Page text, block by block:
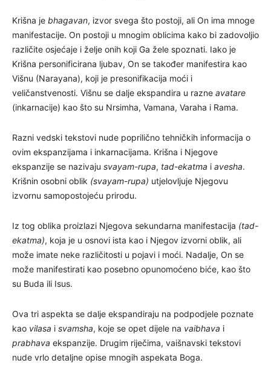
Krišna je bhagavan, izvor svega što postoji, ali On ima mnoge
manifestacije. On postoji u mnogim oblicima kako bi zadovoljio
različite osjećaje i želje onih koji Ga žele spoznati. Iako je
Krišna personificirana ljubav, On se također manifestira kao
Višnu (Narayana), koji je presonifikacija moći i
veličanstvenosti. Višnu se dalje ekspandira u razne avatare
(inkarnacije) kao što su Nrsimha, Vamana, Varaha i Rama.
Razni vedski tekstovi nude poprilično tehničkih informacija o
ovim ekspanzijama i inkarnacijama. Krišna i Njegove
ekspanzije se nazivaju svayam-rupa, tad-ekatma i avesha.
Krišnin osobni oblik (svayam-rupa) utjelovljuje Njegovu
izvornu samopostojeću prirodu.
Iz tog oblika proizlazi Njegova sekundarna manifestacija (tad-
ekatma), koja je u osnovi ista kao i Njegov izvorni oblik, ali
može imate neke različitosti u pojavi i moći. Nadalje, On se
može manifestirati kao posebno opunomoćeno biće, kao što
su Buda ili Isus.
Ova tri aspekta se dalje ekspandiraju na podpodjele poznate
kao vilasa i svamsha, koje se opet dijele na vaibhava i
prabhava ekspanzije. Drugim riječima, vaišnavski tekstovi
nude vrlo detaljne opise mnogih aspekata Boga.